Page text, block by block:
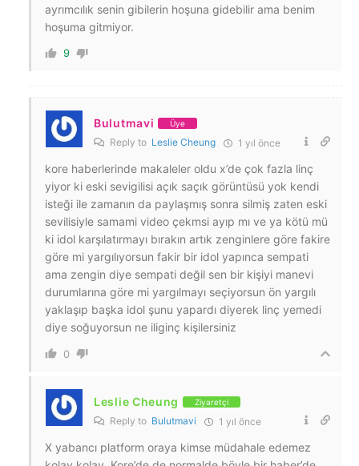
ayrımcılık senin gibilerin hoşuna gidebilir ama benim
hoşuma gitmiyor.
9
Bulutmavi Üye
Reply to Leslie Cheung 1 yıl önce
kore haberlerinde makaleler oldu x’de çok fazla linç
yiyor ki eski sevigilisi açık saçık görüntüsü yok kendi
isteği ile zamanın da paylaşmış sonra silmiş zaten eski
sevilisiyle samami video çekmsi ayıp mı ve ya kötü mü
ki idol karşılatırmayı bırakın artık zenginlere göre fakire
göre mi yargılıyorsun fakir bir idol yapınca sempati
ama zengin diye sempati değil sen bir kişiyi manevi
durumlarına göre mi yargılmayı seçiyorsun ön yargılı
yaklaşıp başka idol şunu yapardı diyerek linç yemedi
diye soğuyorsun ne iliginç kişilersiniz
0
Leslie Cheung Ziyaretçi
Reply to Bulutmavi 1 yıl önce
X yabancı platform oraya kimse müdahale edemez